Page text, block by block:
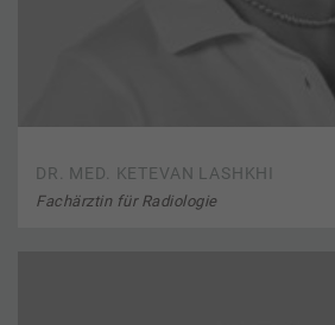
DR. MED. KETEVAN LASHKHI
Fachärztin für Radiologie